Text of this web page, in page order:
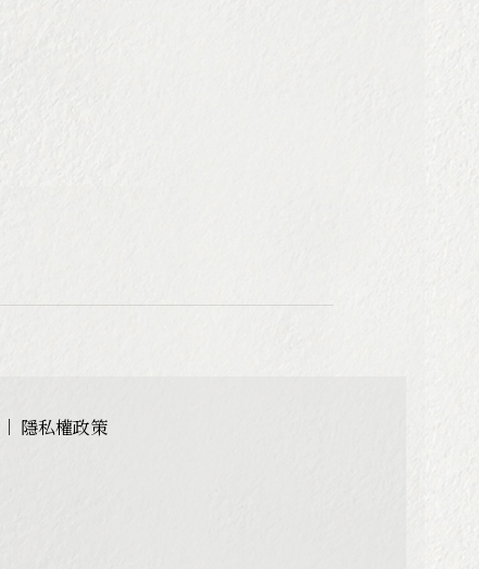
隱私權政策